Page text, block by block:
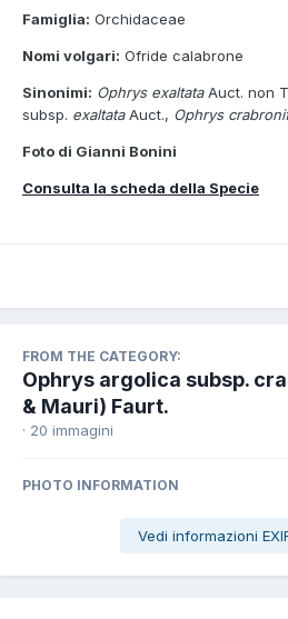
Famiglia: Orchidaceae
Nomi volgari: Ofride calabrone
Sinonimi: Ophrys exaltataAuct. non
subsp. exaltataAuct., Ophrys
Foto di Gianni Bonini
Consulta la scheda della Specie
FROM THE CATEGORY:
Ophrys argolica subsp.
& Mauri) Faurt.
· 20 immagini
PHOTO INFORMATION
Vedi informazioni